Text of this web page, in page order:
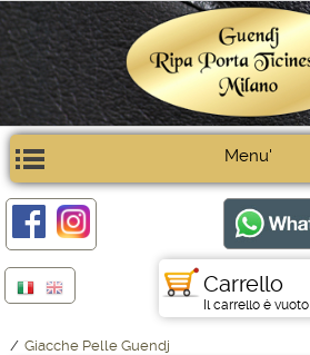
Menu'
Carrello
Il carrello è vuoto
/ Giacche Pelle Guendj